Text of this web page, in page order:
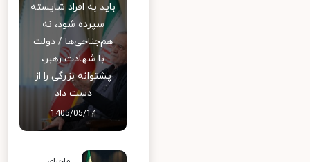
باید به افراد شایسته
سپرده شود، نه
هم‌جناحی‌ها / دولت
با شهادت رهبر،
پشتوانه بزرگی را از
دست داد
1405/05/14